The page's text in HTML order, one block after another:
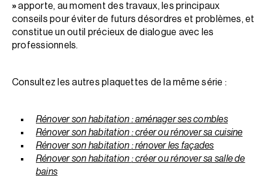
»apporte, au moment des travaux, les principaux
conseils pour éviter de futurs désordres et problèmes, et
constitue un outil précieux de dialogue avec les
professionnels.
Consultez les autres plaquettes de la même série :
Rénover son habitation : aménager ses combles
Rénover son habitation : créer ou rénover sa cuisine
Rénover son habitation : rénover les façades
Rénover son habitation : créer ou rénover sa salle de
bains